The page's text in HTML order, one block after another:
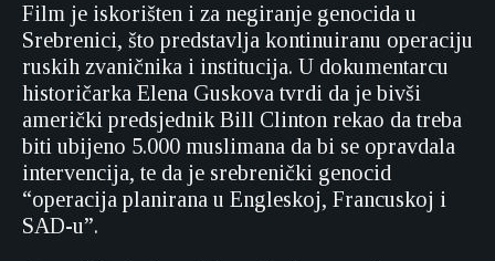
Film je iskorišten i za negiranje genocida u
Srebrenici, što predstavlja kontinuiranu operaciju
ruskih zvaničnika i institucija. U dokumentarcu
historičarka Elena Guskova tvrdi da je bivši
američki predsjednik Bill Clinton rekao da treba
biti ubijeno 5.000 muslimana da bi se opravdala
intervencija, te da je srebrenički genocid
“operacija planirana u Engleskoj, Francuskoj i
SAD-u”.